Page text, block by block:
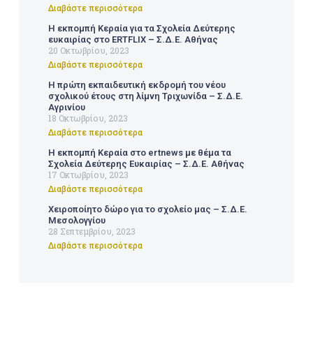
Διαβάστε περισσότερα
Η εκπομπή Κεραία για τα Σχολεία Δεύτερης
ευκαιρίας στο ERTFLIX – Σ.Δ.Ε. Αθήνας
20 Οκτωβρίου, 2023
Διαβάστε περισσότερα
Η πρώτη εκπαιδευτική εκδρομή του νέου
σχολικού έτους στη λίμνη Τριχωνίδα – Σ.Δ.Ε.
Αγρινίου
18 Οκτωβρίου, 2023
Διαβάστε περισσότερα
Η εκπομπή Κεραία στο ertnews με θέμα τα
Σχολεία Δεύτερης Ευκαιρίας – Σ.Δ.Ε. Αθήνας
17 Οκτωβρίου, 2023
Διαβάστε περισσότερα
Χειροποίητο δώρο για το σχολείο μας – Σ.Δ.Ε.
Μεσολογγίου
28 Σεπτεμβρίου, 2023
Διαβάστε περισσότερα